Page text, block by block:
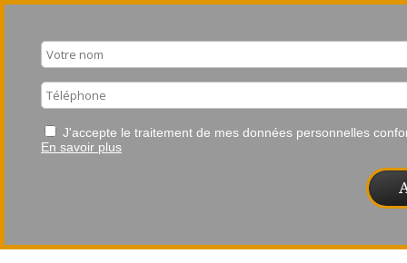
J'accepte le traitement de mes données personnelles
En savoir plus